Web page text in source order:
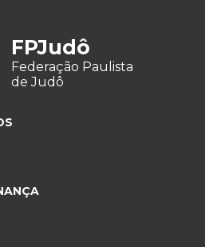
FPJudô
Federação Paulista
de Judô